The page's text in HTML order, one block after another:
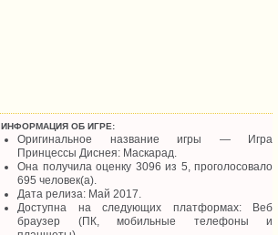
ИНФОРМАЦИЯ ОБ ИГРЕ:
Оригинальное название игры — Игра
Принцессы Диснея: Маскарад.
Она получила оценку 3096 из 5, проголосовало
695 человек(а).
Дата релиза: Май 2017.
Доступна на следующих платформах: Веб
браузер (ПК, мобильные телефоны и